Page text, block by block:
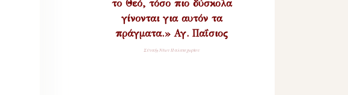
το Θεό, τόσο πιο δύσκολα
γίνονται για αυτόν τα
πράγματα.» Αγ. Παΐσιος
Σύναξη Νέων Παλαιοχωρίου